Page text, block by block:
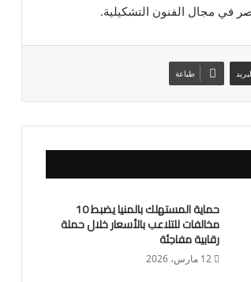
في مجال الفنون التشكيلية.
طباعة
حماية المستهلك بالمنيا يضبط 10
مخالفات للتلاعب بالأسعار خلال حملة
رقابية مفاجئة
12 مارس، 2026